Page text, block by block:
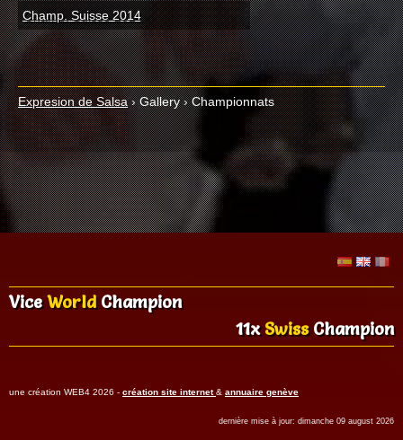
Champ. Suisse 2014
Expresion de Salsa › Gallery › Championnats
ViceWorldChampion
11xSwissChampion
une création WEB4 2026 - création site internet & annuaire genève
dernière mise à jour: dimanche 09 august 2026